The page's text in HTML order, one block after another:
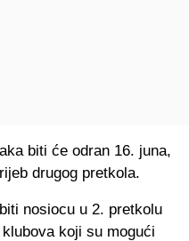
biti će odran 16. juna,
drugog pretkola.
nosiocu u 2. pretkolu
koji su mogući